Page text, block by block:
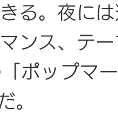
る。夜に
ンス、テ
ポップマ
。